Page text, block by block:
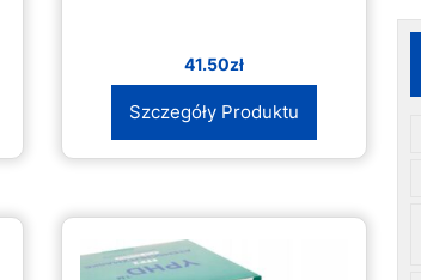
41.50zł
Szczegóły Produktu